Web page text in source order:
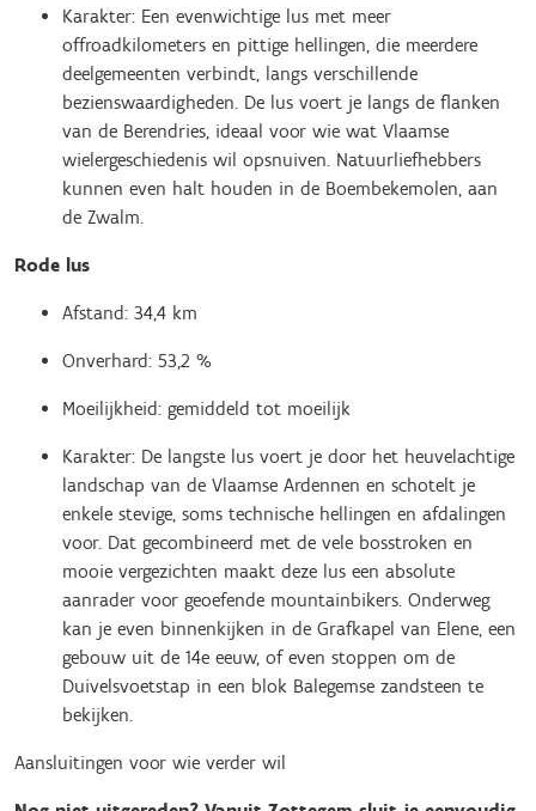
Karakter: Een evenwichtige lus met meer
offroadkilometers en pittige hellingen, die meerdere
deelgemeenten verbindt, langs verschillende
bezienswaardigheden. De lus voert je langs de flanken
van de Berendries, ideaal voor wie wat Vlaamse
wielergeschiedenis wil opsnuiven. Natuurliefhebbers
kunnen even halt houden in de Boembekemolen, aan
de Zwalm.
Rode lus
Afstand: 34,4 km
Onverhard: 53,2 %
Moeilijkheid: gemiddeld tot moeilijk
Karakter: De langste lus voert je door het heuvelachtige
landschap van de Vlaamse Ardennen en schotelt je
enkele stevige, soms technische hellingen en afdalingen
voor. Dat gecombineerd met de vele bosstroken en
mooie vergezichten maakt deze lus een absolute
aanrader voor geoefende mountainbikers. Onderweg
kan je even binnenkijken in de Grafkapel van Elene, een
gebouw uit de 14e eeuw, of even stoppen om de
Duivelsvoetstap in een blok Balegemse zandsteen te
bekijken.
Aansluitingen voor wie verder wil